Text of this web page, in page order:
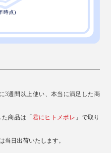
うじ茶ラテのアレンジも
に注ぐだけ。シロップはお
3週間以上使い、本当に満足した商
商品は「 君にヒトメボレ 」で取り
当日出荷いたします。